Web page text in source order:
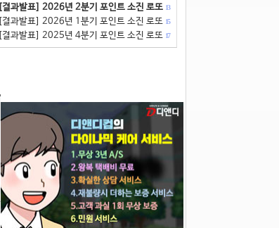
[결과발표] 2026년 2분기 포인트 소진 로또 13
[결과발표] 2026년 1분기 포인트 소진 로또 15
[결과발표] 2025년 4분기 포인트 소진 로또 17